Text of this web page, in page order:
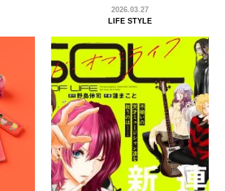
2026.03.27
LIFE STYLE